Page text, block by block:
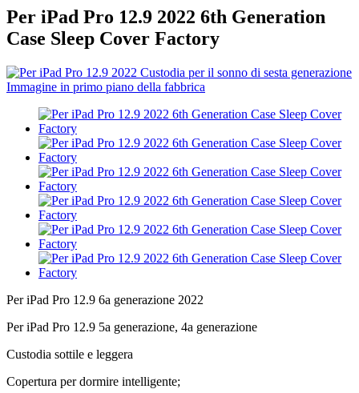
Per iPad Pro 12.9 2022 6th Generation
Case Sleep Cover Factory
Per iPad Pro 12.9 6a generazione 2022
Per iPad Pro 12.9 5a generazione, 4a generazione
Custodia sottile e leggera
Copertura per dormire intelligente;